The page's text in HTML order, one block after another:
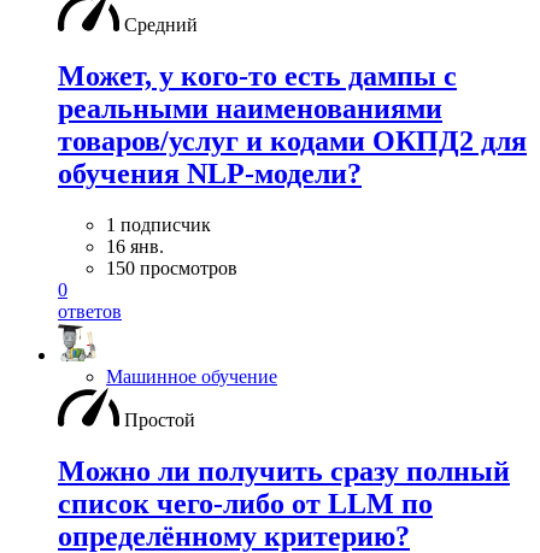
Средний
Может, у кого-то есть дампы с
реальными наименованиями
товаров/услуг и кодами ОКПД2 для
обучения NLP-модели?
1 подписчик
16 янв.
150 просмотров
0
ответов
Машинное обучение
Простой
Можно ли получить сразу полный
список чего-либо от LLM по
определённому критерию?